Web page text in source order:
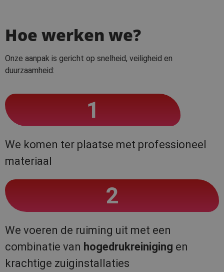
Hoe werken we?
Onze aanpak is gericht op snelheid, veiligheid en
duurzaamheid:
1
We komen ter plaatse met professioneel
materiaal
2
We voeren de ruiming uit met een
combinatie van hogedrukreiniging en
krachtige zuiginstallaties